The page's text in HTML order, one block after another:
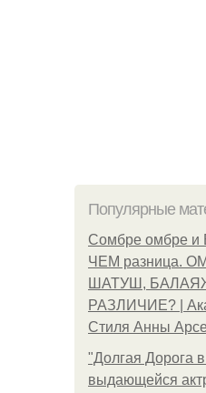
Популярные
Сомбре омбре
ЧЕМ разница.
ШАТУШ,
РАЗЛИЧИЕ? |
Стиля Анны
"Долгая Дорога
выдающейся